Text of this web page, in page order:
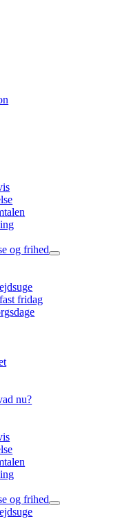
og frihed
fridag
nu?
og frihed